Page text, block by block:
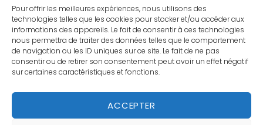
Pour offrir les meilleures expériences, nous utilisons des
technologies telles que les cookies pour stocker et/ou accéder aux
informations des appareils. Le fait de consentir à ces technologies
nous permettra de traiter des données telles que le comportement
de navigation ou les ID uniques sur ce site. Le fait de ne pas
consentir ou de retirer son consentement peut avoir un effet négatif
sur certaines caractéristiques et fonctions.
ACCEPTER
Back
To